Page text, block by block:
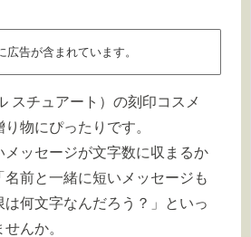
広告が含まれています。
スチュアート）の刻印コスメ
物にぴったりです。
メッセージが文字数に収まるか
前と一緒に短いメッセージも
は何文字なんだろう？」といっ
んか。